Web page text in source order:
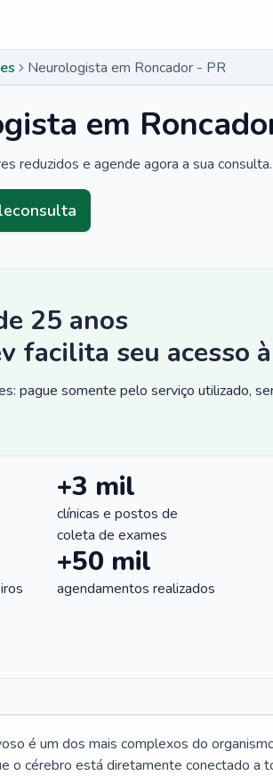
Neurologista em Roncador - PR
em
reduzidos e agende agora a sua consulta.
25 anos
facilita seu acesso
pague somente pelo serviço utilizado,
+3 mil
clínicas e postos de
coleta de exames
+50 mil
agendamentos realizados
é um dos mais complexos do
o cérebro está diretamente conectado a